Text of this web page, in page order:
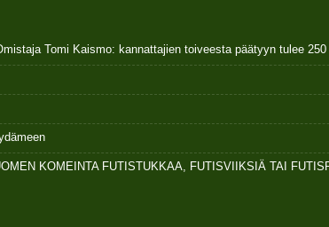
Tomi Kaismo: kannattajien toiveesta päätyyn tulee
KOMEINTA FUTISTUKKAA, FUTISVIIKSIÄ TAI